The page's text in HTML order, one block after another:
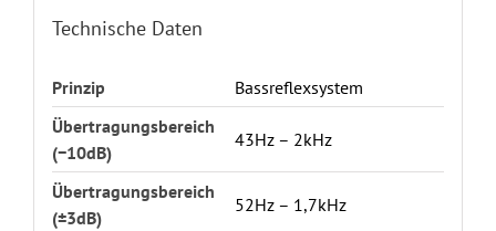
Technische Daten
Prinzip
Bassreflexsystem
Übertragungsbereich
(−10dB)
43Hz – 2kHz
Übertragungsbereich
(±3dB)
52Hz – 1,7kHz